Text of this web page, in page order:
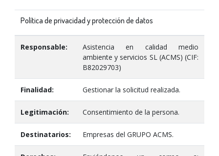
Política de privacidad y protección de datos
Responsable:
Asistencia en calidad medio
ambiente y servicios SL (ACMS) (CIF:
B82029703)
Finalidad: Gestionar la solicitud realizada.
Legitimación: Consentimiento de la persona.
Destinatarios: Empresas del GRUPO ACMS.